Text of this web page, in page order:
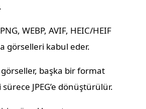
WEBP, AVIF, HEIC/HEIF
görselleri kabul eder.
görseller, başka bir format
JPEG’e dönüştürülür.